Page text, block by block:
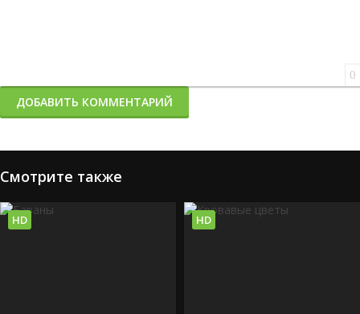
0
ДОБАВИТЬ КОММЕНТАРИЙ
Смотрите также
HD HD